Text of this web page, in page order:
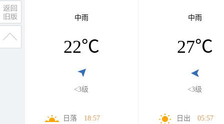
中雨
22℃
<3级
日落 18:57
中雨
27℃
<3级
日出 05:57